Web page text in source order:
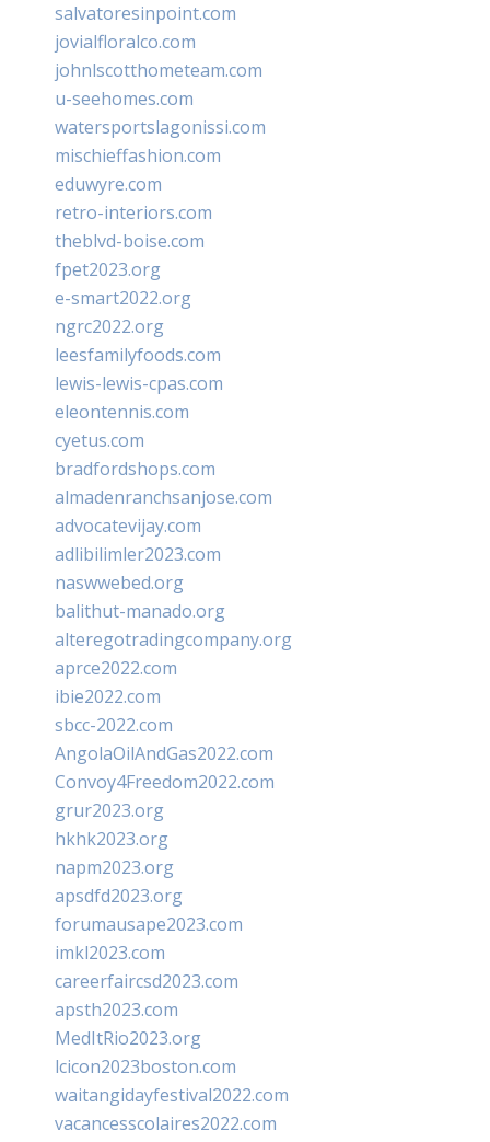
salvatoresinpoint.com
jovialfloralco.com
johnlscotthometeam.com
u-seehomes.com
watersportslagonissi.com
mischieffashion.com
eduwyre.com
retro-interiors.com
theblvd-boise.com
fpet2023.org
e-smart2022.org
ngrc2022.org
leesfamilyfoods.com
lewis-lewis-cpas.com
eleontennis.com
cyetus.com
bradfordshops.com
almadenranchsanjose.com
advocatevijay.com
adlibilimler2023.com
naswwebed.org
balithut-manado.org
alteregotradingcompany.org
aprce2022.com
ibie2022.com
sbcc-2022.com
AngolaOilAndGas2022.com
Convoy4Freedom2022.com
grur2023.org
hkhk2023.org
napm2023.org
apsdfd2023.org
forumausape2023.com
imkl2023.com
careerfaircsd2023.com
apsth2023.com
MedItRio2023.org
lcicon2023boston.com
waitangidayfestival2022.com
vacancesscolaires2022.com